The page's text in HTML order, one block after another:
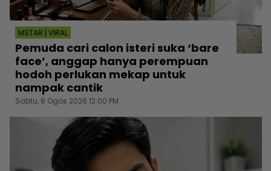
MSTAR | VIRAL
Pemuda cari calon isteri suka ‘bare
face’, anggap hanya perempuan
hodoh perlukan mekap untuk
nampak cantik
Sabtu, 8 Ogos 2026 12:00 PM